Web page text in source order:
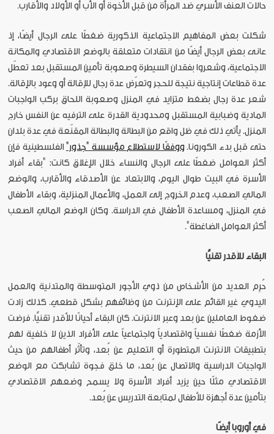
حالات العُنف الأسري ضد المرأة من قبل الأخوة أو الأب أو الأولاد والأقارب.
شكلت بعض المفاهيم الاجتماعية الذكورية ضغطًا على الرجال أيضًا، إذ
عانى بعض الرجال أيضًا من انتقادات متعلقة بالوضع الاقتصادي والمكانة
الاجتماعية، وشعروا بفقدان السيطرة وصعوبة تأمين المستقبل بعد تعطّل
عدة قطاعات إنتاجية نتيجة للحجر وتعرّض عدة رجال للإقالة أو وعود بالإقالة.
شعر عدة رجال بضغط متزايد في المنزل وصعوبة اللحاق بركب الواجبات
المادية وضبابية المستقبل ومحدودية القدرة على الترفيه عن النفس خارج
المنزل. يأتي ذلك في ظل واقع من البطالة والبطالة المقنّعة في عدة بلدان
حتى قبل بدء الكورونا. ووفقًا لاستطلاع مؤسسة "جذور"الفلسطينية فإن
أكثر العوامل ضغطًا على الرجال والنساء خلال الإغلاق كانت: "بقاء أفراد
الأسرة في البيت طوال اليوم، والابتعاد عن الأصدقاء والأقارب، والوضع
المالي الصعب، وعدم الخروج إلى العمل، والأعمال المنزلية، وبقاء الأطفال
في المنزل، ومساعدة الأطفال في الدراسة. وكان الوضع المالي الصعب
أكثر العوامل الضاغطة".
البقاء للأقدر تقنيًّا
حُرِم العديد من الأشخاص من ذوي الأجور المتوسطة والمتدنية والعمل
اليدوي غير القائم على الإنترنت من وظائفهم بشكل قطعي. كذلك زادت
ضغوط العاملين عن بعد وعبر الانترنت. كان البقاء أحيانًا للأقدر تقنيًّا. فرضت
الأزمة ضغطًا نفسياً واقتصادياً واجتماعياً على الأفراد الذين لا خلفية لهم
بتطبيقات الانترنت المتطورة أو التعليم عن بُعد، وتأثّر أطفالهم من حيث
الواجبات الدراسية والاتصال عن بُعد، ما خلق فجوة تشابكت مع الوضع
الاقتصادي مثلًا حين يزيد أفراد الأسرة ولا يسمح وضعهم الاقتصادي
بتأمين عدة أجهزة للأطفال لمتابعة التدريس عن بُعد.
في أوروبا أيضًا